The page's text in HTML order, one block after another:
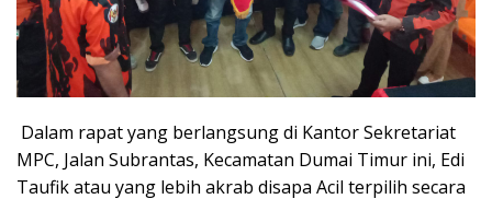
Dalam rapat yang berlangsung di Kantor Sekretariat
MPC, Jalan Subrantas, Kecamatan Dumai Timur ini, Edi
Taufik atau yang lebih akrab disapa Acil terpilih secara